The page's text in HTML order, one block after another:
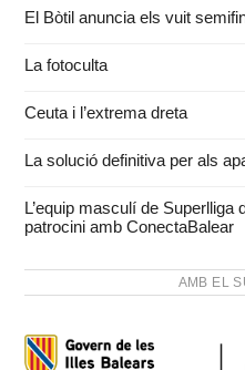
El Bòtil anuncia els vuit
La fotoculta
Ceuta i l’extrema dreta
La solució definitiva per als
L’equip masculí de
patrocini amb ConectaBalear
AMB EL